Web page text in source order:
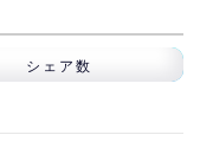
シェア数